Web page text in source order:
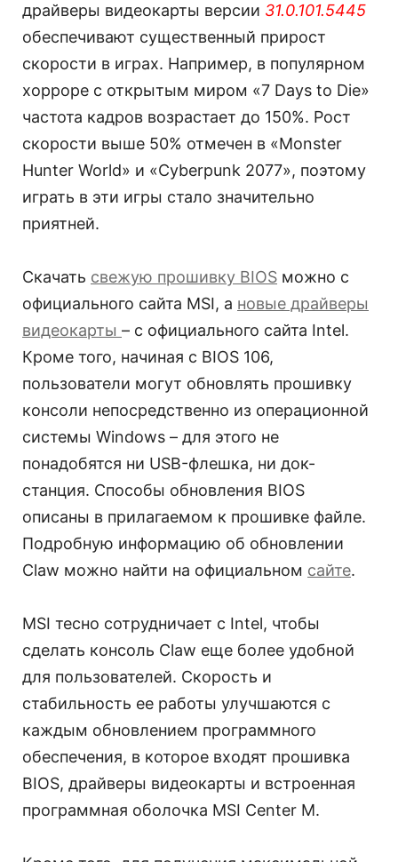
драйверы видеокарты версии 31.0.101.5445
обеспечивают существенный прирост
скорости в играх. Например, в популярном
хорроре с открытым миром «7 Days to Die»
частота кадров возрастает до 150%. Рост
скорости выше 50% отмечен в «Monster
Hunter World» и «Cyberpunk 2077», поэтому
играть в эти игры стало значительно
приятней.
Скачать свежую прошивку BIOS можно с
официального сайта MSI, а новые драйверы
видеокарты – с официального сайта Intel.
Кроме того, начиная с BIOS 106,
пользователи могут обновлять прошивку
консоли непосредственно из операционной
системы Windows – для этого не
понадобятся ни USB-флешка, ни док-
станция. Способы обновления BIOS
описаны в прилагаемом к прошивке файле.
Подробную информацию об обновлении
Claw можно найти на официальном сайте.
MSI тесно сотрудничает с Intel, чтобы
сделать консоль Claw еще более удобной
для пользователей. Скорость и
стабильность ее работы улучшаются с
каждым обновлением программного
обеспечения, в которое входят прошивка
BIOS, драйверы видеокарты и встроенная
программная оболочка MSI Center M.